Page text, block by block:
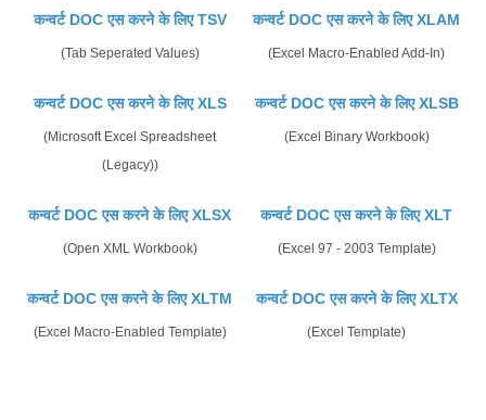
कन्वर्ट DOC एस करने के लिए TSV
(Tab Seperated Values)
कन्वर्ट DOC एस करने के लिए XLAM
(Excel Macro-Enabled Add-In)
कन्वर्ट DOC एस करने के लिए XLS
(Microsoft Excel Spreadsheet
(Legacy))
कन्वर्ट DOC एस करने के लिए XLSB
(Excel Binary Workbook)
कन्वर्ट DOC एस करने के लिए XLSX
(Open XML Workbook)
कन्वर्ट DOC एस करने के लिए XLT
(Excel 97 - 2003 Template)
कन्वर्ट DOC एस करने के लिए XLTM
(Excel Macro-Enabled Template)
कन्वर्ट DOC एस करने के लिए XLTX
(Excel Template)